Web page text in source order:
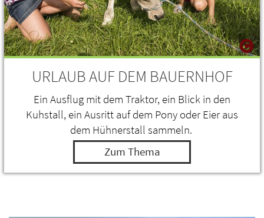
URLAUB AUF DEM BAUERNHOF
Ein Ausflug mit dem Traktor, ein Blick in den
Kuhstall, ein Ausritt auf dem Pony oder Eier aus
dem Hühnerstall sammeln.
Zum Thema